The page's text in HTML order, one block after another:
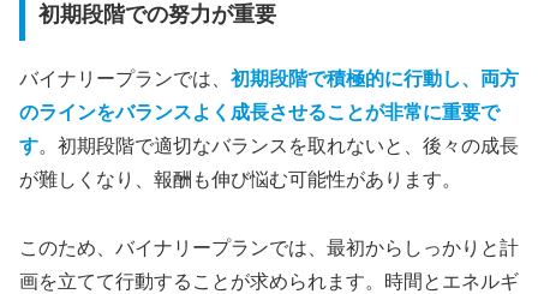
初期段階での努力が重要
バイナリープランでは、 初期段階で積極的に行動し、両方
のラインをバランスよく成長させることが非常に重要で
す。初期段階で適切なバランスを取れないと、後々の成長
が難しくなり、報酬も伸び悩む可能性があります。
このため、バイナリープランでは、最初からしっかりと計
画を立てて行動することが求められます。時間とエネルギ